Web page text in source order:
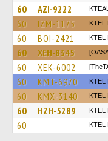
60 AZI-9222
60 IZM-1175 KTEL
60 BOI-2421 ΚΤΕL
60 XEH-8345
60 XEK-6002
60 KMT-6970 KTEL
60 KMX-3140 KTEL
60 HZH-5289 KTEL
60 KTEL